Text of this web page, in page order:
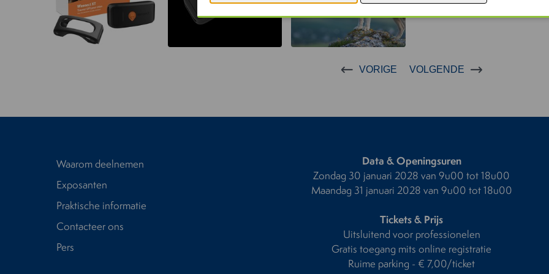
VORIGE VOLGENDE
Waarom deelnemen
Exposanten
Praktische informatie
Contacteer ons
Pers
Data & Openingsuren
Zondag 30 januari 2028 van 9u00 tot 18u00
Maandag 31 januari 2028 van 9u00 tot 18u00
Tickets & Prijs
Uitsluitend voor professionelen
Gratis toegang mits online registratie
Ruime parking - € 7,00/ticket